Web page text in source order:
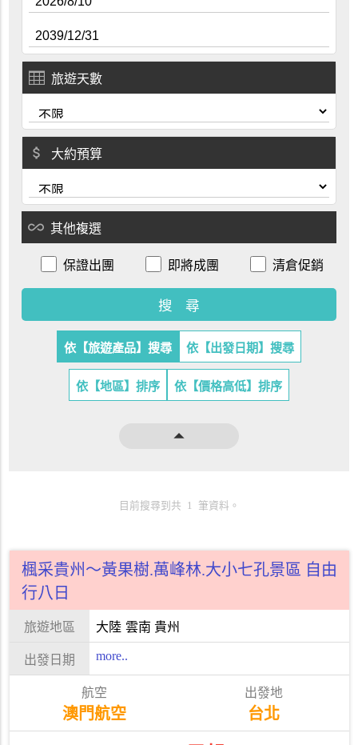
旅遊天數
attach_money 大約預算
all_inclusive 其他複選
保證出團 即將成團 清倉促銷
依【旅遊產品】搜尋 依【出發日期】搜尋
依【地區】排序 依【價格高低】排序
arrow_drop_up
目前搜尋到共 1 筆資料。
楓采貴州～黃果樹.萬峰林.大小七孔景區 自由
行八日
大陸 雲南 貴州
more..
澳門航空 台北